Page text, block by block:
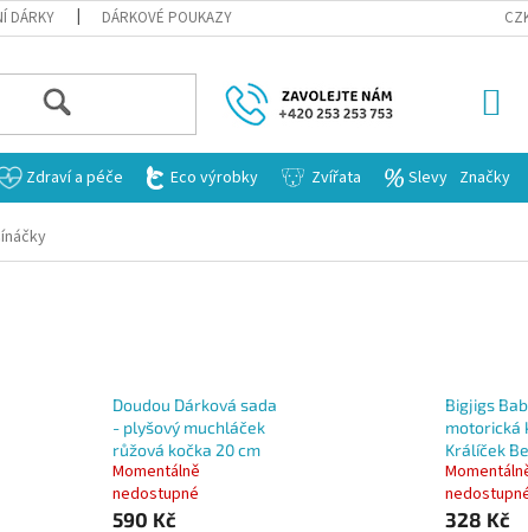
DÁRKY DÁRKOVÉ POUKAZY
HLEDAT
Zdraví a péče Eco výrobky Zvířata Slevy Značky
Doudou Dárková sada
- plyšový muchláček
růžová kočka 20 cm
Momentálně
nedostupné
590 Kč
Bigjigs
motorická
Králíček
328 Kč